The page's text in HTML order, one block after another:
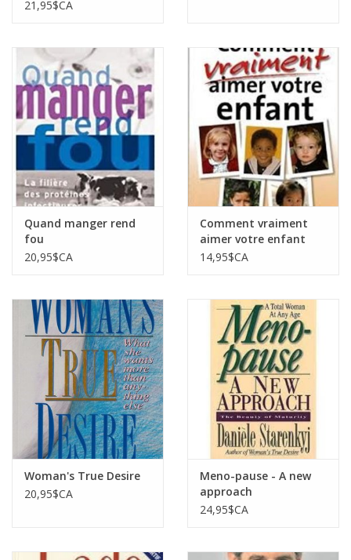
21,95$CA
Quand manger rend
fou
20,95$CA
Comment vraiment
aimer votre enfant
14,95$CA
Woman's True Desire
20,95$CA
Meno-pause - A new
approach
24,95$CA